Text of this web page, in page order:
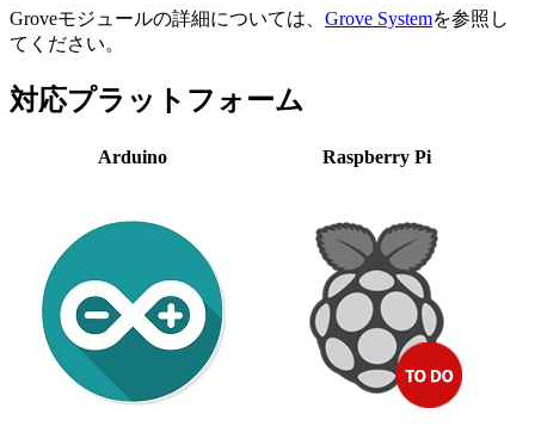
Groveモジュールの詳細については、 Grove Systemを参照し
てください。
対応プラットフォーム
Arduino Raspberry Pi